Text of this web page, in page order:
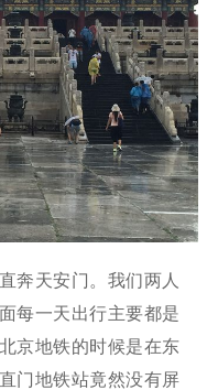
奔天安门。我们两人
每一天出行主要都是
京地铁的时候是在东
门地铁站竟然没有屏